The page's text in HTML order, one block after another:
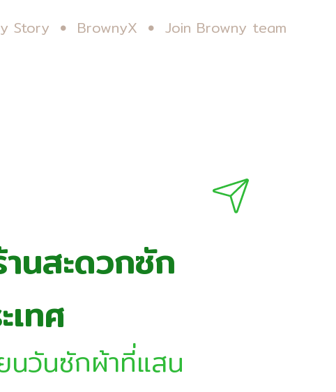
Story BrownyX Join Browny team
นสะดวกซัก
ทศ
นวันซักผ้าที่แสน